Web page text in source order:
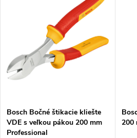
Bosch Bočné štikacie kliešte
VDE s veľkou pákou 200 mm
Professional
200